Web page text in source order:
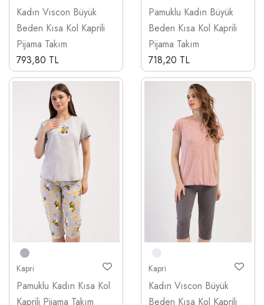
Kadın Vıscon Büyük
Beden Kısa Kol Kaprili
Pijama Takım
793,80 TL
Pamuklu Kadın Büyük
Beden Kısa Kol Kaprili
Pijama Takım
718,20 TL
Kapri
Pamuklu Kadın Kısa Kol
Kaprili Pijama Takım
Kapri
Kadın Vıscon Büyük
Beden Kısa Kol Kaprili